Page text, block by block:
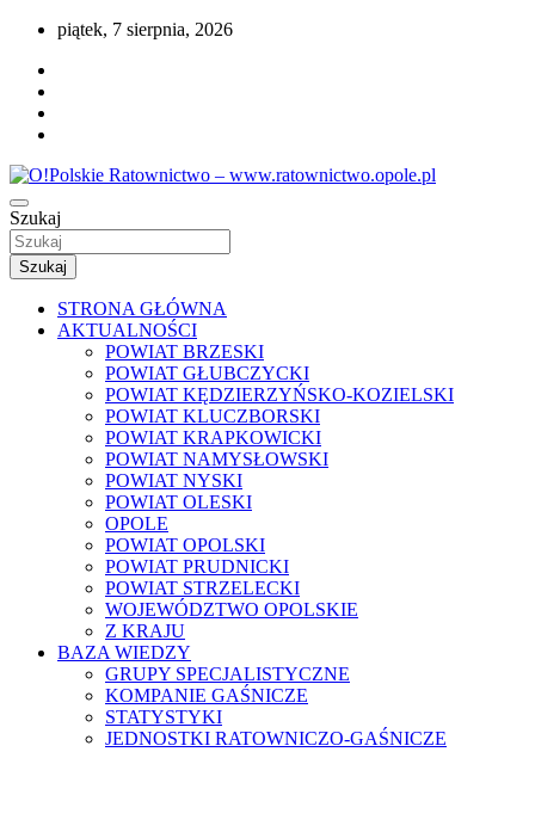
Przejdź
treści
piątek, 7 sierpnia, 2026
O!Polskie Ratownictwo –
www.ratownictwo.opole.pl
Portal opolskiego i polskiego ratownictwa.
Szukaj
Szukaj
STRONA GŁÓWNA
AKTUALNOŚCI
POWIAT BRZESKI
POWIAT GŁUBCZYCKI
POWIAT KĘDZIERZYŃSKO-KOZIELSKI
POWIAT KLUCZBORSKI
POWIAT KRAPKOWICKI
POWIAT NAMYSŁOWSKI
POWIAT NYSKI
POWIAT OLESKI
OPOLE
POWIAT OPOLSKI
POWIAT PRUDNICKI
POWIAT STRZELECKI
WOJEWÓDZTWO OPOLSKIE
Z KRAJU
BAZA WIEDZY
GRUPY SPECJALISTYCZNE
KOMPANIE GAŚNICZE
STATYSTYKI
JEDNOSTKI RATOWNICZO-GAŚNICZE